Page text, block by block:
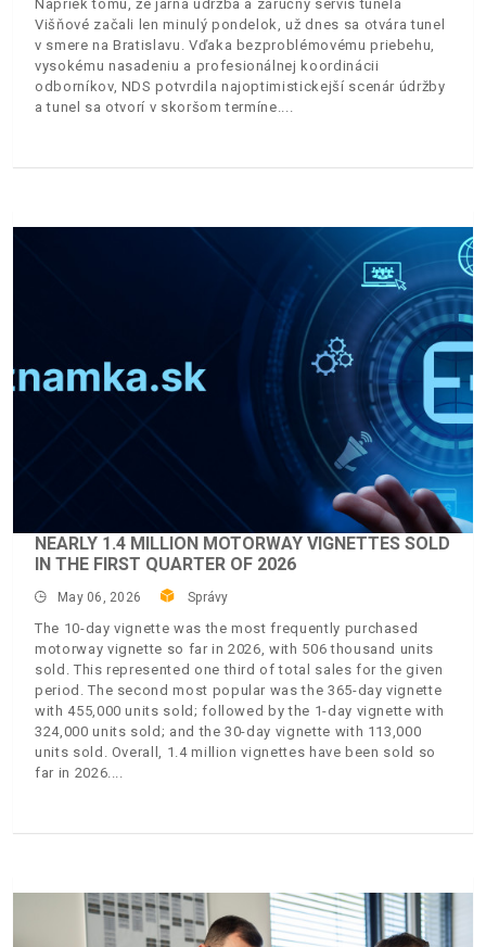
Napriek tomu, že jarná údržba a záručný servis tunela
Višňové začali len minulý pondelok, už dnes sa otvára tunel
v smere na Bratislavu. Vďaka bezproblémovému priebehu,
vysokému nasadeniu a profesionálnej koordinácii
odborníkov, NDS potvrdila najoptimistickejší scenár údržby
a tunel sa otvorí v skoršom termíne.
NEARLY 1.4 MILLION MOTORWAY VIGNETTES SOLD
IN THE FIRST QUARTER OF 2026
May 06, 2026 Správy
The 10-day vignette was the most frequently purchased
motorway vignette so far in 2026, with 506 thousand units
sold. This represented one third of total sales for the given
period. The second most popular was the 365-day vignette
with 455,000 units sold; followed by the 1-day vignette with
324,000 units sold; and the 30-day vignette with 113,000
units sold. Overall, 1.4 million vignettes have been sold so
far in 2026.